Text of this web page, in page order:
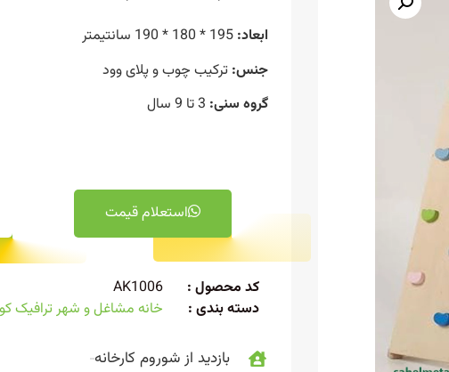
ابعاد:
جنس: ترکیب چوب و پلای وود
گروه سنی:
استعلام قیمت
کد محصول :
AK1006
دسته بندی :
خانه مشاغل و شهر ترافیک
بازدید از شوروم کارخانه